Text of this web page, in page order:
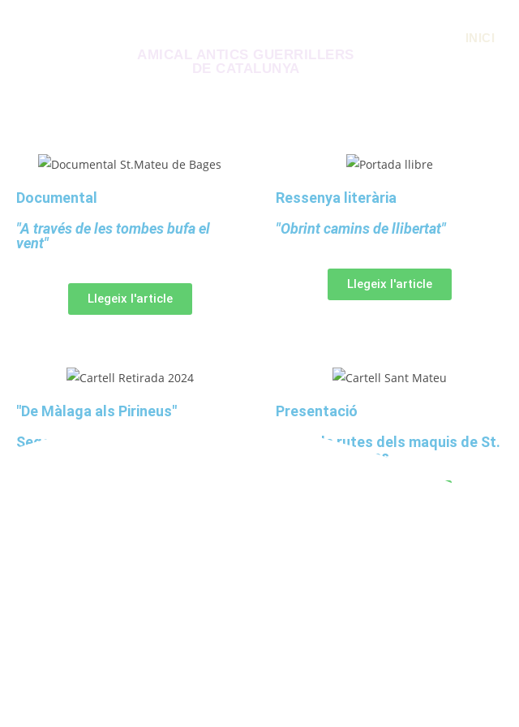
INICI
Documental
"A través de les tombes bufa el
vent"
Llegeix l'article
Ressenya literària
"Obrint camins de llibertat"
Llegeix l'article
"De Màlaga als Pirineus"
Segona marxa de la desbanda a
Presentació
Mapa de rutes dels maquis de St.
Mateu del Bages